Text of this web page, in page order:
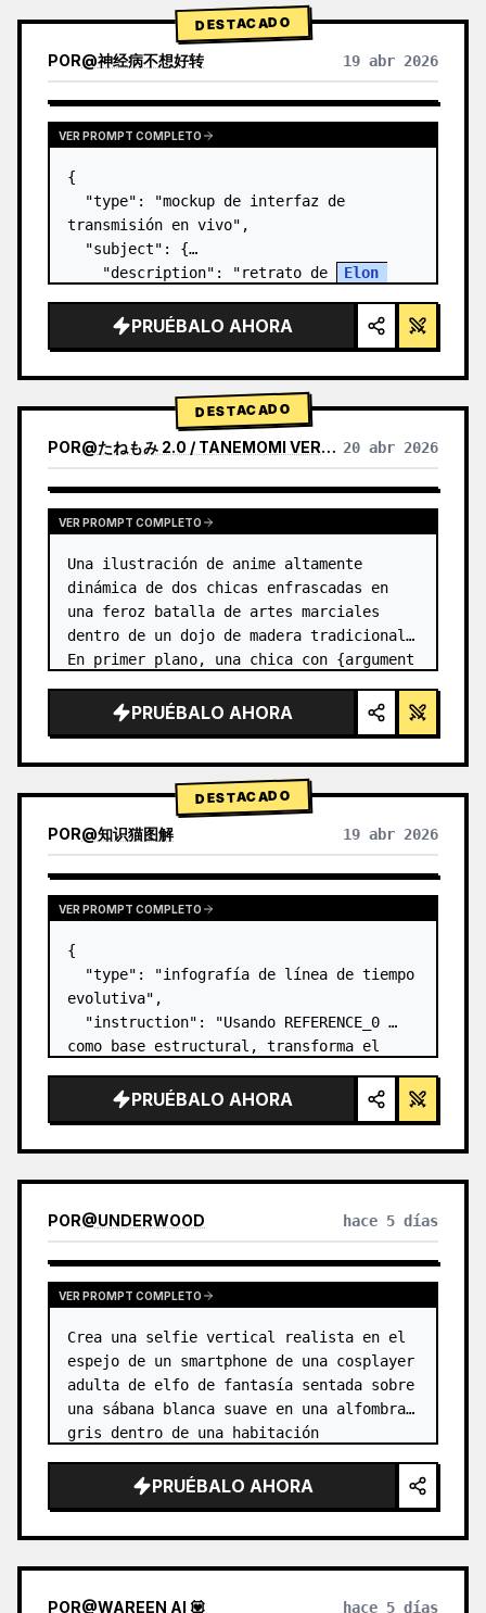
DESTACADO
POR@神经病不想好转 19 abr 2026
VER PROMPT COMPLETO
{
  "type": "mockup de interfaz de
transmisión en vivo",
  "subject": {
    "description": "retrato de
Elon
negra con un gráfico técnico esquemático
en blanco",
PRUÉBALO AHORA
DESTACADO
POR@たねもみ 2.0 / TANEMOMI VER2.0 20 abr 2026
VER PROMPT COMPLETO
Una ilustración de anime altamente
dinámica de dos chicas enfrascadas en
una feroz batalla de artes marciales
dentro de un dojo de madera tradicional.
En primer plano, una chica con {argument
negro en un moño alto con c…
PRUÉBALO AHORA
DESTACADO
POR@知识猫图解 19 abr 2026
VER PROMPT COMPLETO
{
  "type": "infografía de línea de tiempo
evolutiva",
  "instruction": "Usando REFERENCE_0
como base estructural, transforma el
3D altamente realista. Reemplaza las
rampas lisas por escalones de piedra
PRUÉBALO AHORA
POR@UNDERWOOD hace 5 días
VER PROMPT COMPLETO
Crea una selfie vertical realista en el
espejo de un smartphone de una cosplayer
adulta de elfo de fantasía sentada sobre
una sábana blanca suave en una alfombra
gris dentro de una habitación
{argument name="character n…
PRUÉBALO AHORA
POR@WAREEN AI 💟 hace 5 días